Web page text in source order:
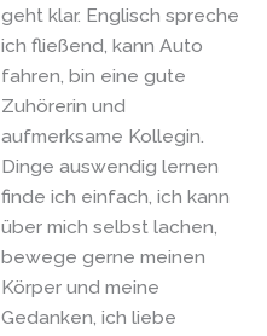
geht klar. Englisch spreche
ich fließend, kann Auto
fahren, bin eine gute
Zuhörerin und
aufmerksame Kollegin.
Dinge auswendig lernen
finde ich einfach, ich kann
über mich selbst lachen,
bewege gerne meinen
Körper und meine
Gedanken, ich liebe